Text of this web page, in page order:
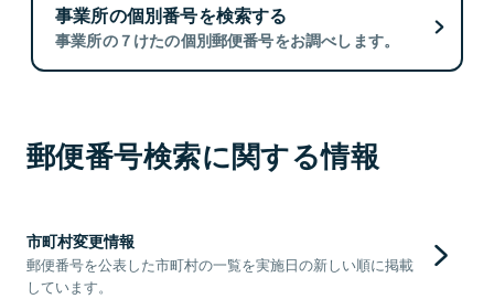
事業所の個別番号を検索する
事業所の７けたの個別郵便番号をお調べします。
郵便番号検索に関する情報
市町村変更情報
郵便番号を公表した市町村の一覧を実施日の新しい順に掲載
しています。